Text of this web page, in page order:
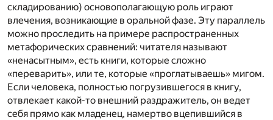
складированию) основополагающую роль играют
влечения, возникающие в оральной фазе. Эту параллель
можно проследить на примере распространенных
метафорических сравнений: читателя называют
«ненасытным», есть книги, которые сложно
«переварить», или те, которые «проглатываешь» мигом.
Если человека, полностью погрузившегося в книгу,
отвлекает какой-то внешний раздражитель, он ведет
себя прямо как младенец, намертво вцепившийся в